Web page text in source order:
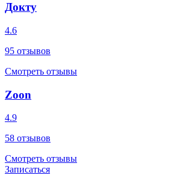
Докту
4.6
95 отзывов
Смотреть отзывы
Zoon
4.9
58 отзывов
Смотреть отзывы
Записаться